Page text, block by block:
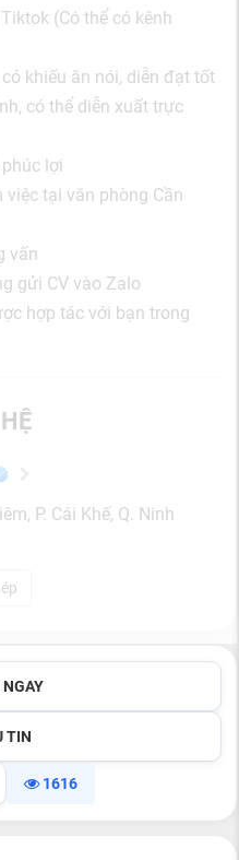
(Có thể có kênh
khiếu ăn nói, diễn đạt tốt
có thể diễn xuất trực
lợi
việc tại văn phòng Cần
vấn
gửi CV vào Zalo
hợp tác với bạn trong
P. Cái Khế, Q. Ninh
TIN
1616